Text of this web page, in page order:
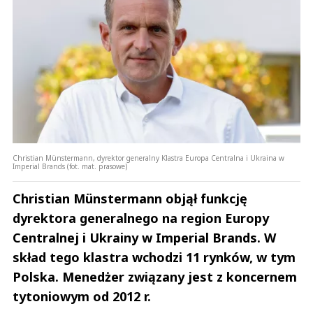
Christian Münstermann, dyrektor generalny Klastra Europa Centralna i Ukraina w
Imperial Brands (fot. mat. prasowe)
Christian Münstermann objął funkcję
dyrektora generalnego na region Europy
Centralnej i Ukrainy w Imperial Brands. W
skład tego klastra wchodzi 11 rynków, w tym
Polska. Menedżer związany jest z koncernem
tytoniowym od 2012 r.